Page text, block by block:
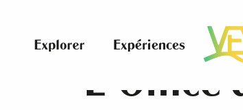
Explorer
Expériences
L’Office